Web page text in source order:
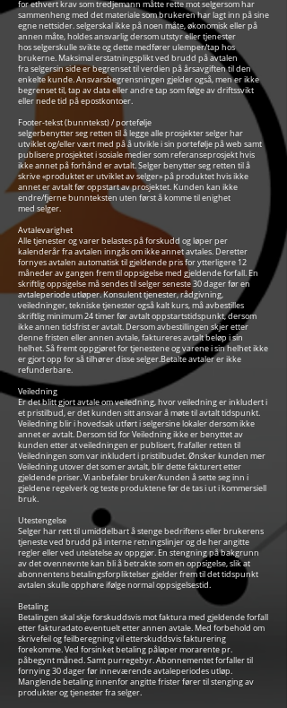
for ethvert krav som tredjemann måtte rette mot selgersom har
sammenheng med det materiale som brukeren har lagt inn på sine
egne nettsider. selgerskal ikke på noen måte, økonomisk eller på
annen måte, holdes ansvarlig dersom utstyr eller tjenester
hos selgerskulle svikte og dette medfører ulemper/tap hos
brukerne. Maksimal erstatningsplikt ved brudd på avtalen
fra selgersin side er begrenset til verdien på årsavgiften til den
enkelte kunde. Ansvarsbegrensningen gjelder også, men er ikke
begrenset til, tap av data eller andre tap som følge av driftssvikt
eller nede tid på epostkontoer.
Footer-tekst (bunntekst) / portefølje
selgerbenytter seg retten til å legge alle prosjekter selger har
utviklet og/eller vært med på å utvikle i sin portefølje på web samt
publisere prosjektet i sosiale medier som referanseprosjekt hvis
ikke annet på forhånd er avtalt. Selger benytter seg retten til å
skrive «produktet er utviklet av selger» på produktet hvis ikke
annet er avtalt før oppstart av prosjektet. Kunden kan ikke
endre/fjerne bunnteksten uten først å komme til enighet
med selger.
Avtalevarighet
Alle tjenester og varer belastes på forskudd og løper per
kalenderår fra avtalen inngås om ikke annet avtales. Deretter
fornyes avtalen automatisk til gjeldende pris for ytterligere 12
måneder av gangen frem til oppsigelse med gjeldende forfall. En
skriftlig oppsigelse må sendes til selger seneste 30 dager før en
avtaleperiode utløper. Konsulent tjenester, rådgivning,
veiledninger, tekniske tjenester også kalt kurs, må avbestilles
skriftlig minimum 24 timer før avtalt oppstartstidspunkt, dersom
ikke annen tidsfrist er avtalt. Dersom avbestillingen skjer etter
denne fristen eller annen avtale, faktureres avtalt beløp i sin
helhet. Så fremt oppgjøret for tjenestene og varene i sin helhet ikke
er gjort opp for så tilhører disse selger.Betalte avtaler er ikke
refunderbare.
Veiledning
Er det blitt gjort avtale om veiledning, hvor veiledning er inkludert i
et pristilbud, er det kunden sitt ansvar å møte til avtalt tidspunkt.
Veiledning blir i hovedsak utført i selgersine lokaler dersom ikke
annet er avtalt. Dersom tid for Veiledning ikke er benyttet av
kunden etter at veiledningen er publisert, frafaller retten til
Veiledningen som var inkludert i pristilbudet. Ønsker kunden mer
Veiledning utover det som er avtalt, blir dette fakturert etter
gjeldende priser. Vi anbefaler bruker/kunden å sette seg inn i
gjeldene regelverk og teste produktene før de tas i ut i kommersiell
bruk.
Utestengelse
Selger har rett til umiddelbart å stenge bedriftens eller brukerens
tjeneste ved brudd på interne retningslinjer og de her angitte
regler eller ved utelatelse av oppgjør. En stengning på bakgrunn
av det ovennevnte kan bli å betrakte som en oppsigelse, slik at
abonnentens betalingsforpliktelser gjelder frem til det tidspunkt
avtalen skulle opphøre ifølge normal oppsigelsestid.
Betaling
Betalingen skal skje forskuddsvis mot faktura med gjeldende forfall
etter fakturadato eventuelt etter annen avtale. Med forbehold om
skrivefeil og feilberegning vil etterskuddsvis fakturering
forekomme.Ved forsinket betaling påløper morarente pr.
påbegynt måned. Samt purregebyr. Abonnementet forfaller til
fornying 30 dager før inneværende avtaleperiodes utløp.
Manglende betaling innenfor angitte frister fører til stenging av
produkter og tjenester fra selger.